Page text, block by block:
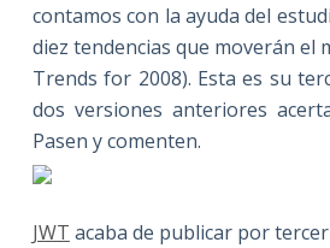
contamos con la ayuda del
diez tendencias que moverán el
Trends for 2008). Esta es su
dos versiones anteriores
Pasen y comenten.
JWT acaba de publicar por